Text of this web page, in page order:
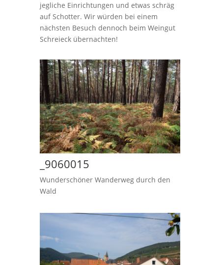
jegliche Einrichtungen und etwas schräg
auf Schotter. Wir würden bei einem
nächsten Besuch dennoch beim Weingut
Schreieck übernachten!
_9060015
Wunderschöner Wanderweg durch den
Wald